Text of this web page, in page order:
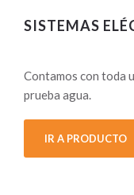
SISTEMAS
Contamos con toda
prueba agua.
IR A PRODUCTO